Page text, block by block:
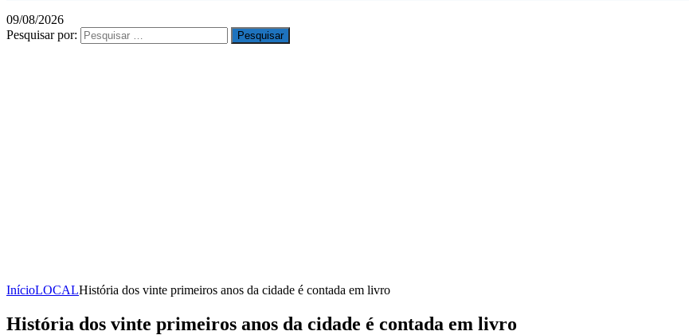
09/08/2026
Pesquisar por:
InícioLOCALHistória dos vinte primeiros anos da cidade é contada em livro
História dos vinte primeiros anos da cidade é contada em livro